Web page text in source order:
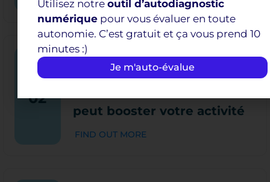
02
12h15 - 13h15
Découvrez comment
peut booster votre activité
FIND OUT MORE
Utilisez notre outil d’autodiagnostic
numérique pour vous évaluer en toute
autonomie. C’est gratuit et ça vous prend 10
minutes :)
Je m'auto-évalue